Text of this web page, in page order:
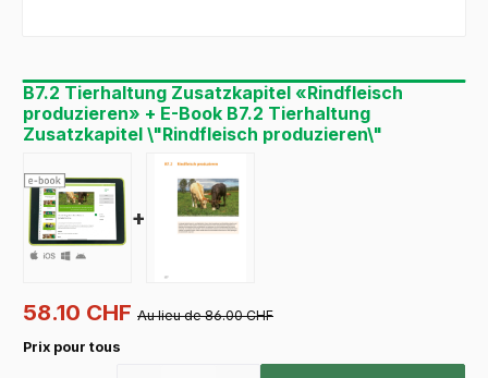
B7.2 Tierhaltung Zusatzkapitel «Rindfleisch
produzieren» + E-Book B7.2 Tierhaltung
Zusatzkapitel \"Rindfleisch produzieren\"
+
58.10 CHF Au lieu de 86.00 CHF
Prix pour tous